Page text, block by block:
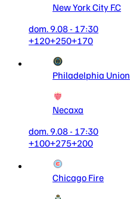
New York City F.C
dom. 9.08 - 17:30
+120+250+170
Philadelphia Union
Necaxa
dom. 9.08 - 17:30
+100+275+200
Chicago Fire